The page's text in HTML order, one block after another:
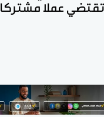
تقتضي عملا مشتركا